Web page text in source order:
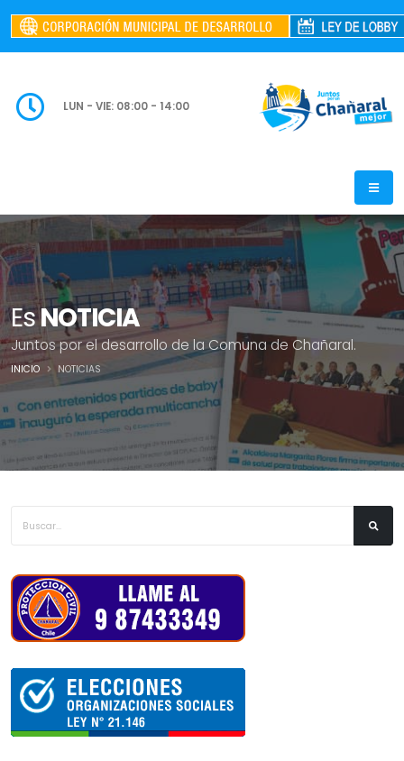
LUN - VIE: 08:00 - 14:00
EsNOTICIA
Juntos por el desarrollo de la Comuna de Chañaral.
INICIO NOTICIAS